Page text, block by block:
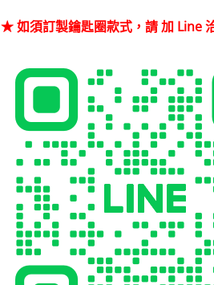
★ 如須訂製鑰匙圈款式，請 加 Line